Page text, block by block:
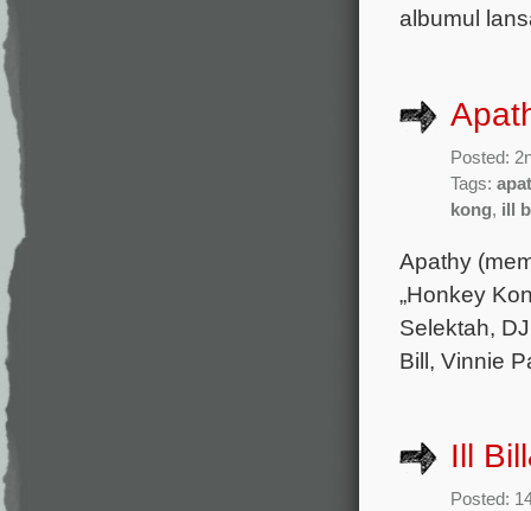
albumul
Posted:
Tags:
kong, ill
Apathy
„Honkey
Selektah,
Bill, Vinnie
Ill
Posted: